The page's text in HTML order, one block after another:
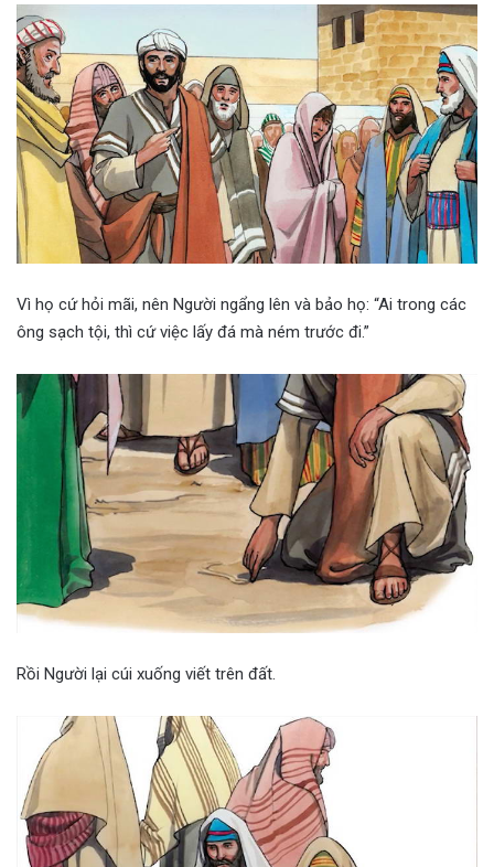
Vì họ cứ hỏi mãi, nên Người ngẩng lên và bảo họ: “Ai trong các
ông sạch tội, thì cứ việc lấy đá mà ném trước đi.”
Rồi Người lại cúi xuống viết trên đất.